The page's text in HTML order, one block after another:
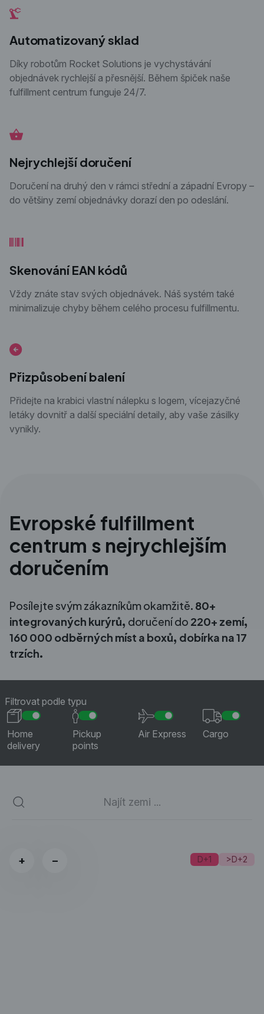
Automatizovaný sklad
Díky robotům Rocket Solutions je vychystávání
objednávek rychlejší a přesnější. Během špiček naše
fulfillment centrum funguje 24/7.
Nejrychlejší doručení
Doručení na druhý den v rámci střední a západní Evropy –
do většiny zemí objednávky dorazí den po odeslání.
Skenování EAN kódů
Vždy znáte stav svých objednávek. Náš systém také
minimalizuje chyby během celého procesu fulfillmentu.
Přizpůsobení balení
Přidejte na krabici vlastní nálepku s logem, vícejazyčné
letáky dovnitř a další speciální detaily, aby vaše zásilky
vynikly.
Evropské fulfillment
centrum s nejrychlejším
doručením
Posílejte svým zákazníkům okamžitě. 80+
integrovaných kurýrů, doručení do 220+ zemí,
160 000 odběrných míst a boxů, dobírka na 17
trzích.
Filtrovat podle typu
Home
delivery
Pickup
points
Air Express Cargo
D+1 >D+2
+ −